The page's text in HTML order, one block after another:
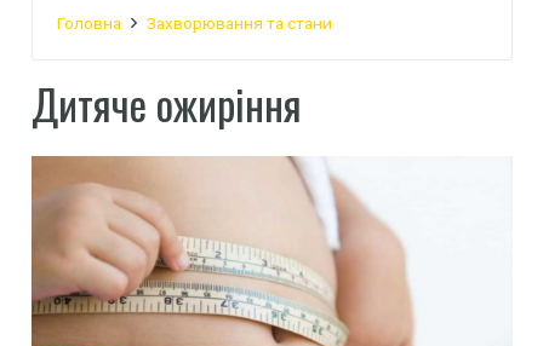
Головна Захворювання та стани
Дитяче ожиріння